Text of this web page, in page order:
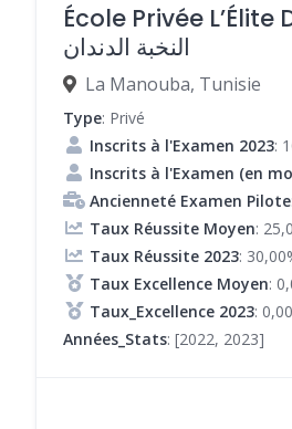
École Privée L’Élite
النخبة الدندان
La Manouba, Tunisie
Type: Privé
Inscrits à l'Examen 2023:
Inscrits à l'Examen (en
Ancienneté Examen Pilote
Taux Réussite Moyen:
Taux Réussite 2023:
Taux Excellence Moyen:
Taux_Excellence 2023:
Années_Stats: [2022, 2023]